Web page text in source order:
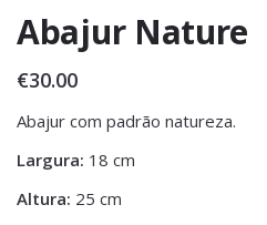
Abajur Nature
€30.00
Abajur com padrão natureza.
Largura: 18 cm
Altura: 25 cm